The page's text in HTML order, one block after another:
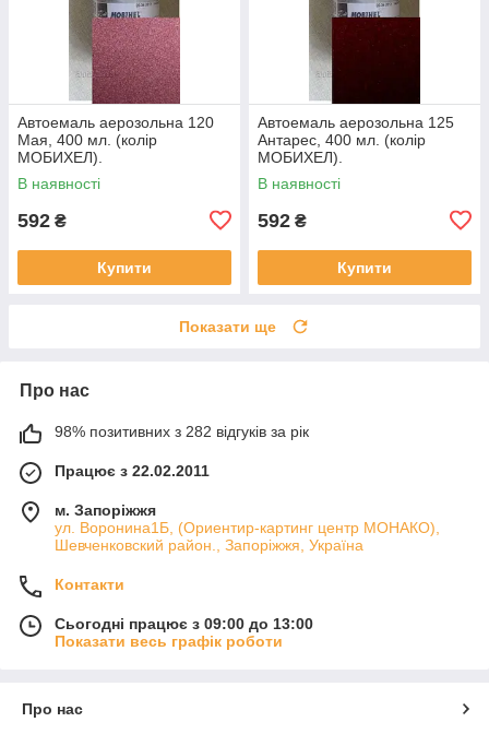
Автоемаль аерозольна 120
Мая, 400 мл. (колір
МОБИХЕЛ).
В наявності
592 ₴
Купити
Автоемаль аерозольна 125
Антарес, 400 мл. (колір
МОБИХЕЛ).
В наявності
592 ₴
Купити
Показати ще
Про нас
98% позитивних з 282 відгуків за рік
Працює з 22.02.2011
м. Запоріжжя
ул. Воронина1Б, (Ориентир-картинг центр МОНАКО),
Шевченковский район., Запоріжжя, Україна
Контакти
Сьогодні працює з 09:00 до 13:00
Показати весь графік роботи
Про нас